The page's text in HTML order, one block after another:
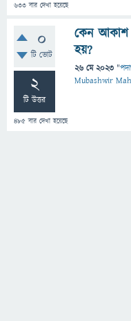
633 বার দেখা হয়েছে
0
টি ভোট
2
টি উত্তর
485 বার দেখা হয়েছে
কেন আকাশ
হয়?
26 মে 2023 "
Mubashwir